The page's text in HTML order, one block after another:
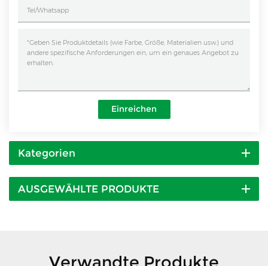
Einreichen
Kategorien
AUSGEWÄHLTE PRODUKTE
Verwandte Produkte